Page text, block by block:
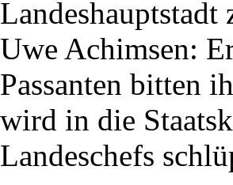
Uwe Achimsen:
Passanten bitten
wird in die
Landeschefs